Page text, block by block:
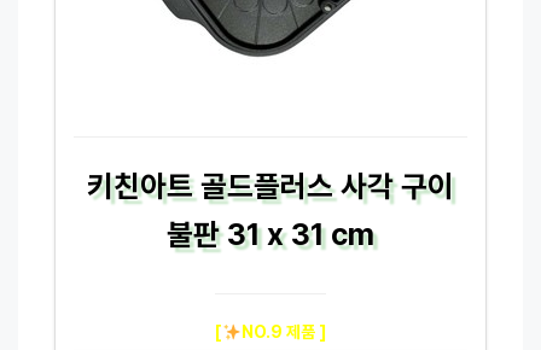
키친아트 골드플러스 사각 구이
불판 31 x 31 cm
[ NO.9 제품 ]